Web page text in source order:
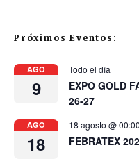
Próximos Eventos:
AGO
9
Todo el día
EXPO GOLD
26-27
AGO
18
18 agosto @ 00:00
FEBRATEX